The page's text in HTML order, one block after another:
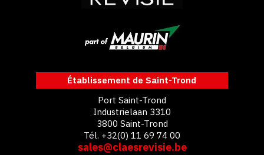
Établissement de Saint-Trond
Port Saint-Trond
Industrielaan 3310
3800 Saint-Trond
Tél. +32(0) 11 69 74 00
sales@claesrevisie.be